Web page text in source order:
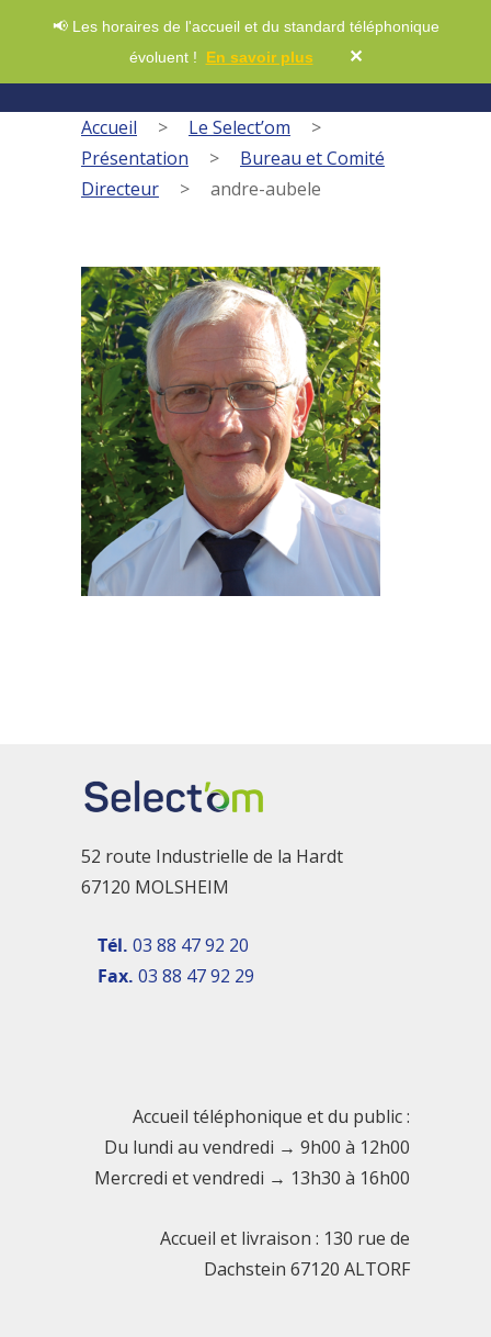
📢 Les horaires de l'accueil et du standard téléphonique
évoluent ! En savoir plus ✕
Accueil > Le Select’om
>
Présentation
>
Bureau et Comité
Directeur
> andre-aubele
52 route Industrielle de la Hardt
67120 MOLSHEIM
Tél. 03 88 47 92 20
Fax. 03 88 47 92 29
Accueil téléphonique et du public :
Du lundi au vendredi → 9h00 à 12h00
Mercredi et vendredi → 13h30 à 16h00
Accueil et livraison : 130 rue de
Dachstein 67120 ALTORF